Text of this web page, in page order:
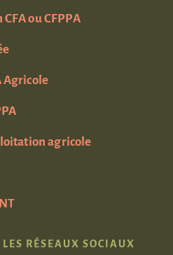
ou CFPPA
Agricole
agricole
RÉSEAUX SOCIAUX